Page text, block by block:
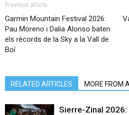
Previous article
Garmin Mountain Festival 2026:
Pau Moreno i Dalia Alonso baten
els rècords de la Sky a la Vall de
Boí
RELATED ARTICLES MORE FROM
Sierre-Zinal